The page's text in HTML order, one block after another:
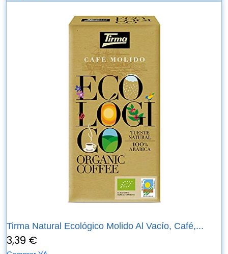
Tirma Natural Ecológico Molido Al Vacío, Café,...
3,39 €